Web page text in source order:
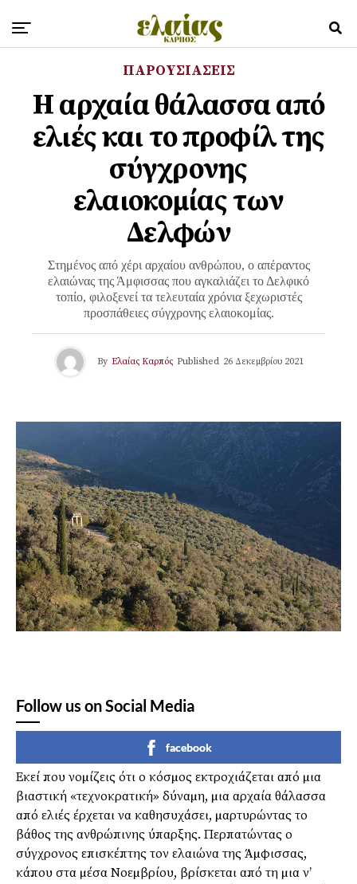
ΠΑΡΟΥΣΙΑΣΕΙΣ
Η αρχαία θάλασσα από
ελιές και το προφίλ της
σύγχρονης
ελαιοκομίας των
Δελφών
Στημένος από χέρι αρχαίου ανθρώπου, ο απέραντος
ελαιώνας της Άμφισσας που αγκαλιάζει το Δελφικό
τοπίο, φιλοξενεί τα τελευταία χρόνια ξεχωριστές
προσπάθειες σύγχρονης ελαιοκομίας.
By Ελαίας Καρπός Published 26 Δεκεμβρίου 2021
Follow us on Social Media
facebook
Εκεί που νοµίζεις ότι ο κόσµος εκτροχιάζεται από µια
βιαστική «τεχνοκρατική» δύναµη, µια αρχαία θάλασσα
από ελιές έρχεται να καθησυχάσει, µαρτυρώντας το
βάθος της ανθρώπινης ύπαρξης. Περπατώντας ο
σύγχρονος επισκέπτης τον ελαιώνα της Άµφισσας,
κάπου στα µέσα Νοεµβρίου, βρίσκεται από τη µια ν’